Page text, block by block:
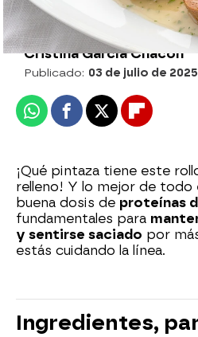
Cristina García Chacón
Publicado: 03 de julio de
WhatsappFacebook
X Flipboard
¡Qué pintaza tiene este
relleno! Y lo mejor de todo
buena dosis de proteínas
fundamentales para
y sentirse saciado por
estás cuidando la línea.
Ingredientes,